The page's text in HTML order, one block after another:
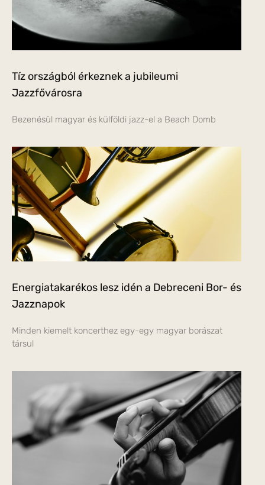
Tíz országból érkeznek a jubileumi
Jazzfővárosra
Bezenésül magyar és külföldi jazz-el a Beach Domb
Energiatakarékos lesz idén a Debreceni Bor- és
Jazznapok
Minden kiemelt koncerthez egy-egy magyar borászat
társul